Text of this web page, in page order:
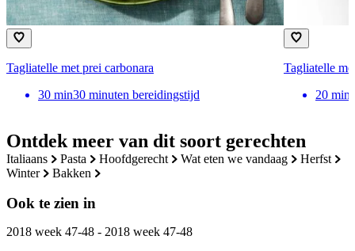
Ontdek meer van dit soort gerechten
italiaans pasta hoofdgerecht wat eten we vandaag
herfst
winter
bakken
Ook te zien in
2018 week 47-48 - 2018 week 47-48
Tagliatelle met prei carbonara
30 min30 minuten bereidingstijd
Tagliatelle
20 min